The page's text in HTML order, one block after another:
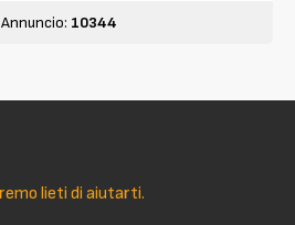
10344
lieti di aiutarti.